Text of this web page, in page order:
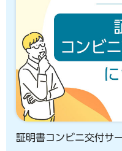
証明書コンビニ交付サ